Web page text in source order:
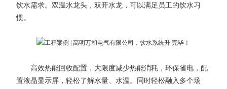
饮水需求。双温水龙头，双开水龙，可以满足员工的饮水习
惯。
高效热能回收配置，大限度减少热能消耗，环保省电，配
置液晶显示屏，轻松了解水量、水温。同时轻松融入多个场